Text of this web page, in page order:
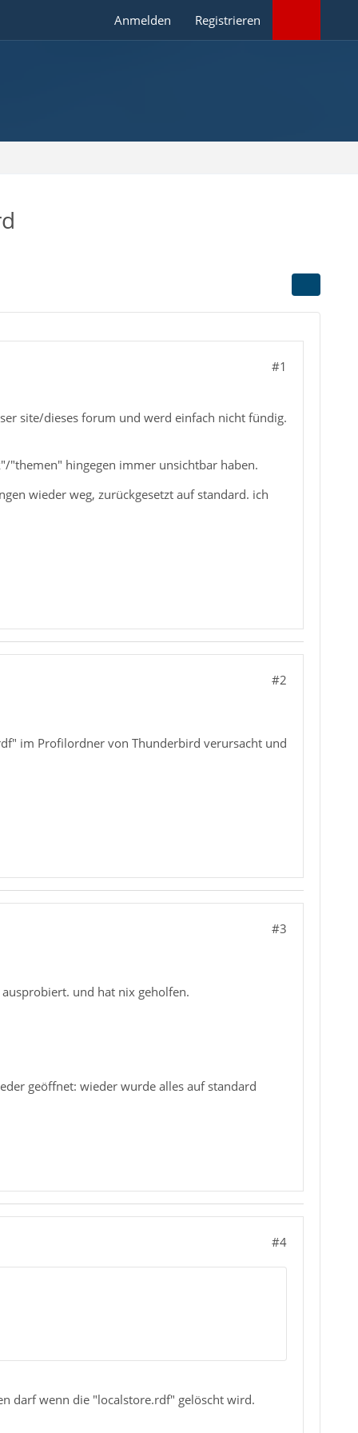
Anmelden Registrieren
#1
site/dieses forum und werd einfach nicht fündig.
"themen" hingegen immer unsichtbar haben.
wieder weg, zurückgesetzt auf standard. ich
#2
im Profilordner von Thunderbird verursacht und
#3
und hat nix geholfen.
geöffnet: wieder wurde alles auf standard
#4
darf wenn die "localstore.rdf" gelöscht wird.